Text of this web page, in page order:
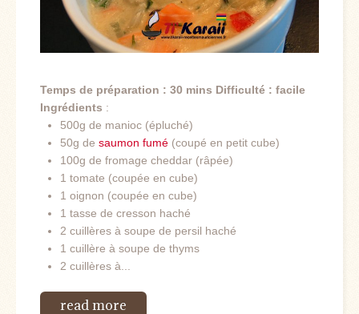
Temps de préparation : 30 mins Difficulté : facile
Ingrédients :
500g de manioc (épluché)
50g de saumon fumé (coupé en petit cube)
100g de fromage cheddar (râpée)
1 tomate (coupée en cube)
1 oignon (coupée en cube)
1 tasse de cresson haché
2 cuillères à soupe de persil haché
1 cuillère à soupe de thyms
2 cuillères à...
read more